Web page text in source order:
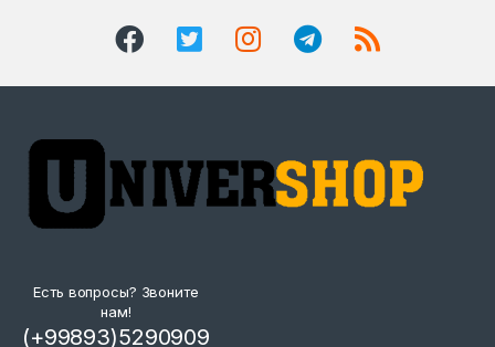
Есть вопросы? Звоните
нам!
(+99893)5290909